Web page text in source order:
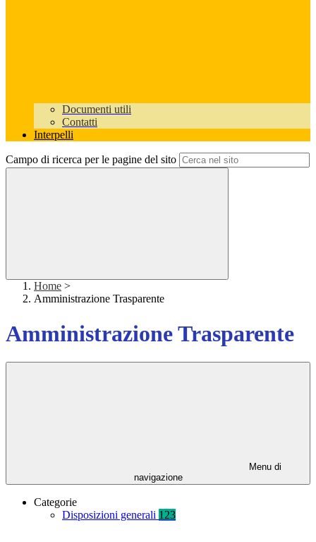
Documenti utili
Contatti
Interpelli
Campo di ricerca per le pagine del sito
Home >
Amministrazione Trasparente
Amministrazione Trasparente
Menu di
navigazione
Categorie
Disposizioni generali 123